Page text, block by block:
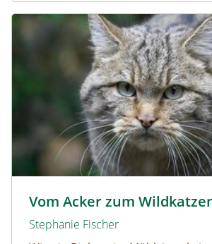
Vom Acker zum
Stephanie Fischer
Vom Acker zum Wildkatzen-Korridor